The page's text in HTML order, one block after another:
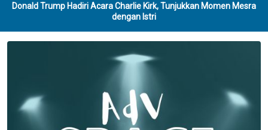
Donald Trump Hadiri Acara Charlie Kirk, Tunjukkan Momen Mesra
dengan Istri